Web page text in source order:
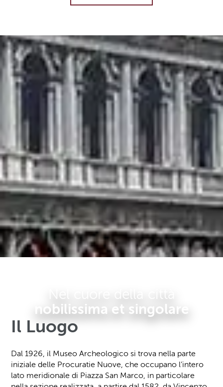
Nel cuore della città
nobilissima et singolare
Il Luogo
Dal 1926, il Museo Archeologico si trova nella parte
iniziale delle Procuratie Nuove, che occupano l’intero
lato meridionale di Piazza San Marco, in particolare